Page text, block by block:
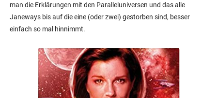
man die Erklärungen mit den Paralleluniversen und das alle
Janeways bis auf die eine (oder zwei) gestorben sind, besser
einfach so mal hinnimmt.